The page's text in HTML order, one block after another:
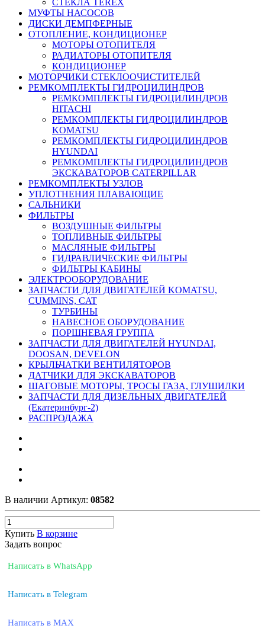
МУФТЫ НАСОСОВ
ДИСКИ ДЕМПФЕРНЫЕ
ОТОПЛЕНИЕ, КОНДИЦИОНЕР
МОТОРЫ ОТОПИТЕЛЯ
РАДИАТОРЫ ОТОПИТЕЛЯ
КОНДИЦИОНЕР
МОТОРЧИКИ СТЕКЛООЧИСТИТЕЛЕЙ
РЕМКОМПЛЕКТЫ ГИДРОЦИЛИНДРОВ
РЕМКОМПЛЕКТЫ ГИДРОЦИЛИНДРОВ
HITACHI
РЕМКОМПЛЕКТЫ ГИДРОЦИЛИНДРОВ
KOMATSU
РЕМКОМПЛЕКТЫ ГИДРОЦИЛИНДРОВ
HYUNDAI
РЕМКОМПЛЕКТЫ ГИДРОЦИЛИНДРОВ
ЭКСКАВАТОРОВ CATERPILLAR
РЕМКОМПЛЕКТЫ УЗЛОВ
УПЛОТНЕНИЯ ПЛАВАЮЩИЕ
САЛЬНИКИ
ФИЛЬТРЫ
ВОЗДУШНЫЕ ФИЛЬТРЫ
ТОПЛИВНЫЕ ФИЛЬТРЫ
МАСЛЯНЫЕ ФИЛЬТРЫ
ГИДРАВЛИЧЕСКИЕ ФИЛЬТРЫ
ФИЛЬТРЫ КАБИНЫ
ЭЛЕКТРООБОРУДОВАНИЕ
ЗАПЧАСТИ ДЛЯ ДВИГАТЕЛЕЙ KOMATSU,
CUMMINS, CAT
ТУРБИНЫ
НАВЕСНОЕ ОБОРУДОВАНИЕ
ПОРШНЕВАЯ ГРУППА
ЗАПЧАСТИ ДЛЯ ДВИГАТЕЛЕЙ HYUNDAI,
DOOSAN, DEVELON
КРЫЛЬЧАТКИ ВЕНТИЛЯТОРОВ
ДАТЧИКИ ДЛЯ ЭКСКАВАТОРОВ
ШАГОВЫЕ МОТОРЫ, ТРОСЫ ГАЗА, ГЛУШИЛКИ
ЗАПЧАСТИ ДЛЯ ДИЗЕЛЬНЫХ ДВИГАТЕЛЕЙ
(Екатеринбург-2)
РАСПРОДАЖА
В наличии Артикул: 08582
Купить В корзине
Задать вопрос
Написать в WhatsApp
Написать в Telegram
Написать в MAX